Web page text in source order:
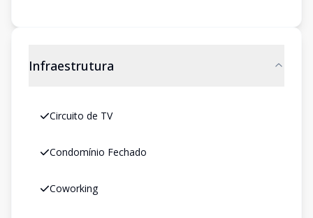
Infraestrutura
Circuito de TV
Condomínio Fechado
Coworking